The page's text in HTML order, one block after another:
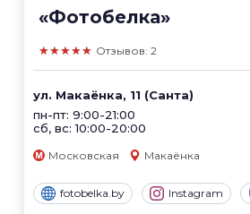
«Фотобелка»
★★★★★ Отзывов: 2
ул. Макаёнка, 11 (Санта)
пн-пт: 9:00-21:00
сб, вс: 10:00-20:00
Московская Макаёнка
fotobelka.by Instagram